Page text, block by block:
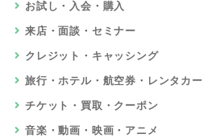
お試し・入会・購入
来店・面談・セミナー
クレジット・キャッシング
旅行・ホテル・航空券・レンタカー
チケット・買取・クーポン
音楽・動画・映画・アニメ